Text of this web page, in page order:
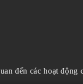
đến các hoạt động